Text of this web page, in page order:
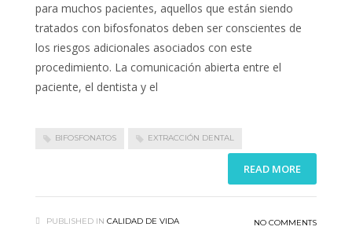
para muchos pacientes, aquellos que están siendo
tratados con bifosfonatos deben ser conscientes de
los riesgos adicionales asociados con este
procedimiento. La comunicación abierta entre el
paciente, el dentista y el
BIFOSFONATOS EXTRACCIÓN DENTAL
READ MORE
PUBLISHED IN CALIDAD DE VIDA NO COMMENTS